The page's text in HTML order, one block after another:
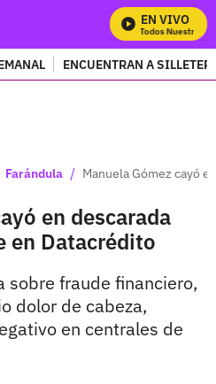
EN VIVO
Mira Todos Nuestros
ENCUENTRAN A
Farándula / Manuela Gómez cayó
en descarada
en Datacrédito
sobre fraude financiero,
dolor de cabeza,
en centrales de